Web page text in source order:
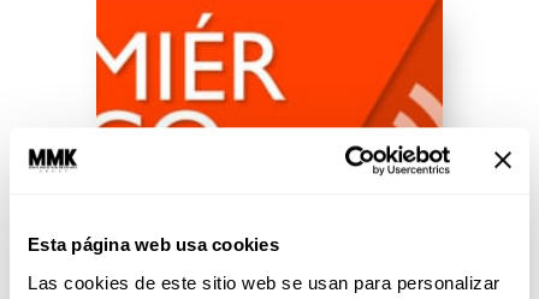
Esta página web usa cookies
Las cookies de este sitio web se usan para personalizar